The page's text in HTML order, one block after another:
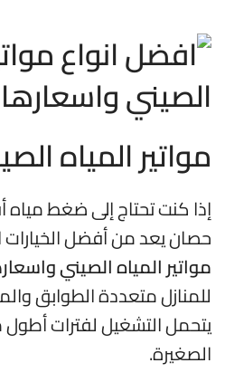
مواتير المياه الصيني 1
حصان يعد من أفضل
مواتير المياه الصيني
للمنازل متعددة الطوابق
يتحمل التشغيل لفترات أطول
الصغيرة.